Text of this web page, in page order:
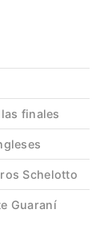
finales
Schelotto
Guaraní